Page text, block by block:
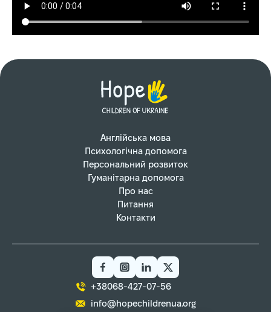
Англійська мова
Психологічна допомога
Персональний розвиток
Гуманітарна допомога
Про нас
Питання
Контакти
+38068-427-07-56
info@hopechildrenua.org